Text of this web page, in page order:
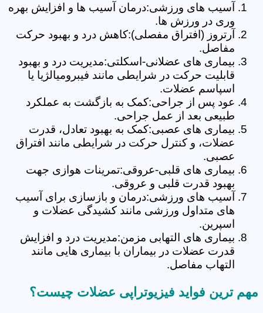
آسیب های ورزشی:درمان آسیب ها و افزایش بهره
وری در ورزش ها.
آرتروز (افتراق مفصلی):کاهش درد و بهبود حرکت
مفاصل.
بیماری های عضلانی-اسکلتی:مدیریت درد و بهبود
قابلیت حرکت در شرایطی مانند فیبرومیالژیا یا
اسپاسم عضلات.
عود پس از جراحی:کمک به بازگشت به عملکرد
طبیعی بعد از عمل جراحی.
بیماری های عصبی:کمک به بهبود تعادل، قدرت
عضلات، و کنترل حرکت در شرایطی مانند افتراق
عصبی.
بیماری های قلبی-عروقی:تمرینات هوازی جهت
بهبود قدرت قلبی و عروقی.
آسیب های ورزشی:درمان و بازسازی برای آسیب
های متداول ورزشی مانند کشیدگی عضلات و
اسپرین.
بیماری های التهابی مزمن:مدیریت درد و افزایش
قدرت عضلات در بیماران با بیماری هایی مانند
التهاب مفاصل.
مهم ترین فواید فیزیوتراپی عضلات چیست؟